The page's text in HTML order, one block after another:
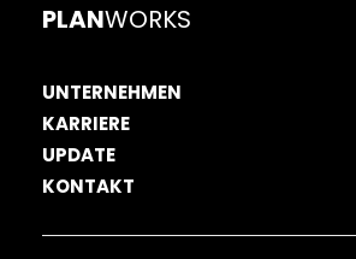
PLANWORKS
UNTERNEHMEN
KARRIERE
UPDATE
KONTAKT